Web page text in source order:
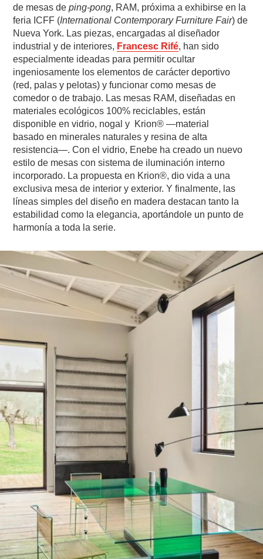
de mesas de ping-pong, RAM, próxima a exhibirse en la
feria ICFF (International Contemporary Furniture Fair) de
Nueva York. Las piezas, encargadas al diseñador
industrial y de interiores, Francesc Rifé, han sido
especialmente ideadas para permitir ocultar
ingeniosamente los elementos de carácter deportivo
(red, palas y pelotas) y funcionar como mesas de
comedor o de trabajo. Las mesas RAM, diseñadas en
materiales ecológicos 100% reciclables, están
disponible en vidrio, nogal y Krion® —material
basado en minerales naturales y resina de alta
resistencia—. Con el vidrio, Enebe ha creado un nuevo
estilo de mesas con sistema de iluminación interno
incorporado. La propuesta en Krion®, dio vida a una
exclusiva mesa de interior y exterior. Y finalmente, las
líneas simples del diseño en madera destacan tanto la
estabilidad como la elegancia, aportándole un punto de
harmonía a toda la serie.